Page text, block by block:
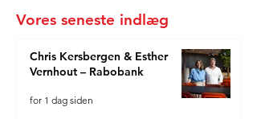
Vores seneste indlæg
Chris Kersbergen & Esther
Vernhout – Rabobank
for 1 dag siden